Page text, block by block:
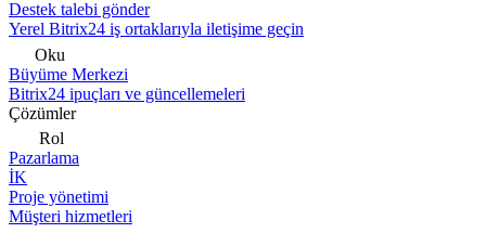
Destek talebi gönder
Yerel Bitrix24 iş ortaklarıyla iletişime geçin
Oku
Büyüme Merkezi
Bitrix24 ipuçları ve güncellemeleri
Çözümler
Rol
Pazarlama
İK
Proje yönetimi
Müşteri hizmetleri